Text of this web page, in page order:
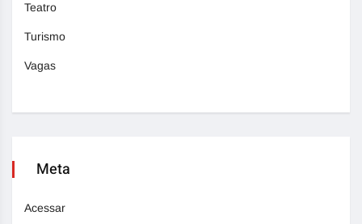
Teatro
Turismo
Vagas
Meta
Acessar